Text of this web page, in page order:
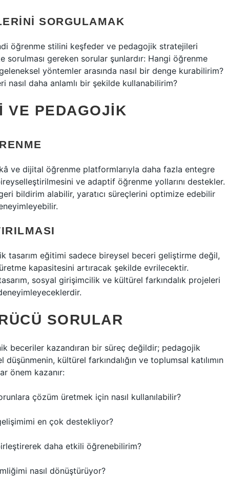
SORGULAMAK
öğrenme stilini keşfeder ve pedagojik stratejileri
gereken sorular şunlardır: Hangi öğrenme
yöntemler arasında nasıl bir denge kurabilirim?
nasıl daha anlamlı bir şekilde kullanabilirim?
VE PEDAGOJIK
ve dijital öğrenme platformlarıyla daha fazla entegre
ve adaptif öğrenme yollarını destekler.
bildirim alabilir, yaratıcı süreçlerini optimize edebilir
tasarım eğitimi sadece bireysel beceri geliştirme değil,
kapasitesini artıracak şekilde evrilecektir.
sosyal girişimcilik ve kültürel farkındalık projeleri
SORULAR
beceriler kazandıran bir süreç değildir; pedagojik
düşünmenin, kültürel farkındalığın ve toplumsal katılımın
önem kazanır:
çözüm üretmek için nasıl kullanılabilir?
en çok destekliyor?
daha etkili öğrenebilirim?
nasıl dönüştürüyor?